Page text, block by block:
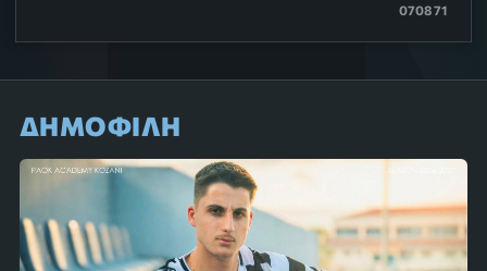
0708 71
ΔΗΜΟΦΙΛΗ